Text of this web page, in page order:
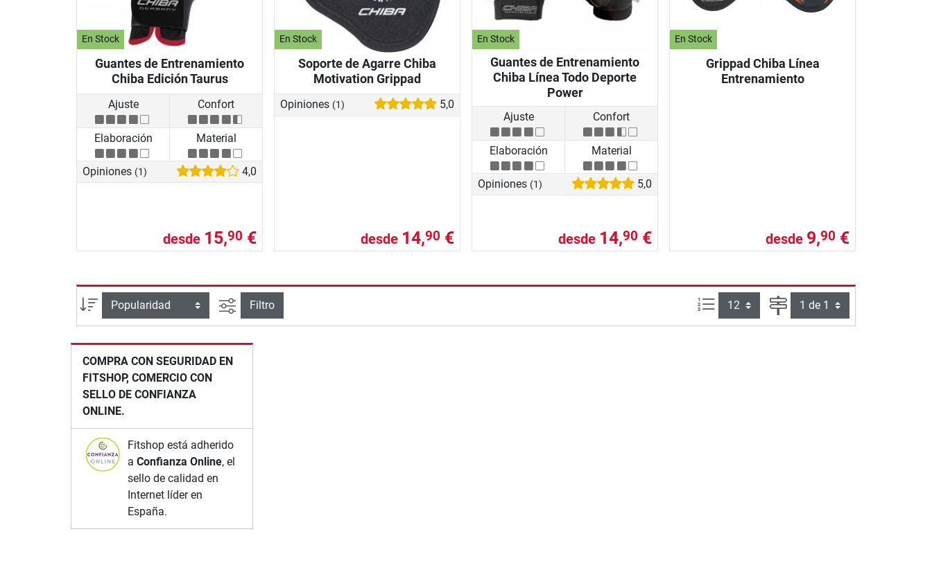
En Stock
Guantes de Entrenamiento
Chiba Edición Taurus
Ajuste Confort
Elaboración Material
Opiniones (1) 4,0
desde 15,90 €
En Stock
Soporte de Agarre Chiba
Motivation Grippad
Opiniones (1) 5,0
desde 14,90 €
En Stock
Guantes de Entrenamiento
Chiba Línea Todo Deporte
Power
Ajuste Confort
Elaboración Material
Opiniones (1) 5,0
desde 14,90 €
En Stock
Grippad Chiba Línea
Entrenamiento
desde 9,90 €
Ordenar por Busqueda avanzada
Filtro Artículos por página:
Página
COMPRA CON SEGURIDAD EN
FITSHOP, COMERCIO CON
SELLO DE CONFIANZA
ONLINE.
Fitshop está adherido
aConfianza Online, el
sello de calidad en
Internet líder en
España.